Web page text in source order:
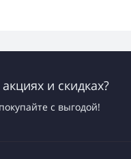
и скидках?
с выгодой!